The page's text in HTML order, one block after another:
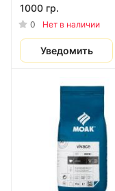
1000 гр.
0 Нет в наличии
Уведомить